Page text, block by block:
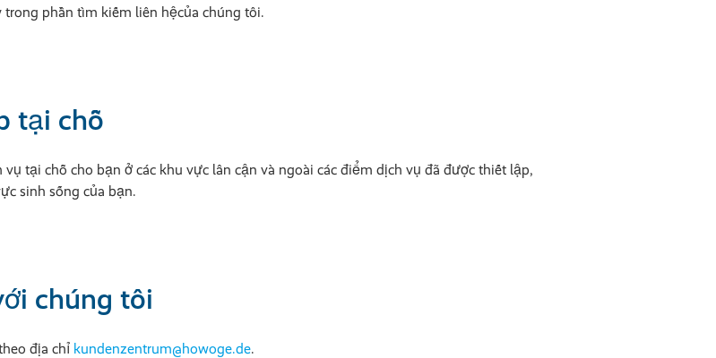
phần tìm kiếm liên hệcủa chúng tôi.
tại chỗ
tại chỗ cho bạn ở các khu vực lân cận và ngoài các điểm dịch vụ đã được thiết lập,
sinh sống của bạn.
chúng tôi
địa chỉ kundenzentrum@howoge.de.